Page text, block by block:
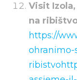
Visit
na
https://
ribistvo